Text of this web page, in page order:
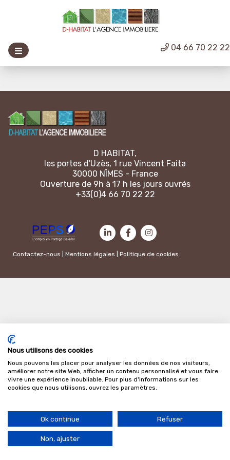
04 66 70 22 22
D HABITAT,
les portes d'Uzès, 1 rue Vincent Faita
30000 NÎMES - France
Ouverture de 9h à 17 h les jours ouvrés
+33(0)4 66 70 22 22
Contactez-nous |Mentions légales |Politique de cookies
Nous utilisons des cookies
Nous pouvons les placer pour analyser les données de nos visiteurs,
améliorer notre site Web, afficher un contenu personnalisé et vous faire
vivre une expérience inoubliable. Pour plus d'informations sur les
cookies que nous utilisons, ouvrez les paramètres.
Ok continue Refuser
Non, ajuster